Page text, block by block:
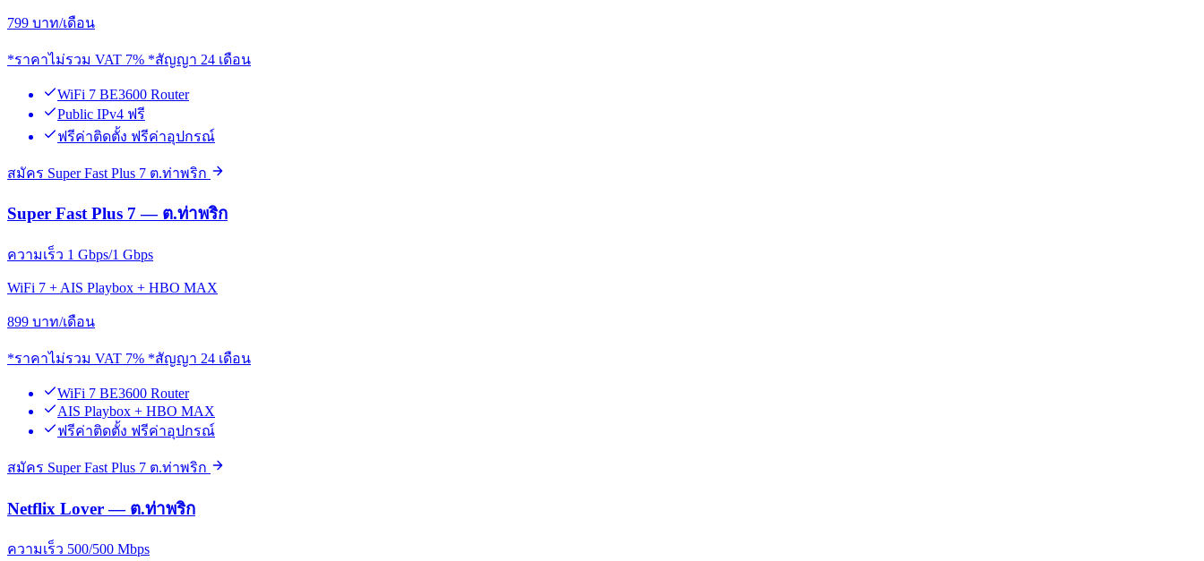
799 บาท/เดือน
*ราคาไม่รวม VAT 7% *สัญญา 24 เดือน
WiFi 7 BE3600 Router
Public IPv4 ฟรี
ฟรีค่าติดตั้ง ฟรีค่าอุปกรณ์
สมัคร Super Fast Plus 7 ต.ท่าพริก
Super Fast Plus 7 — ต.ท่าพริก
ความเร็ว 1 Gbps/1 Gbps
WiFi 7 + AIS Playbox + HBO MAX
899 บาท/เดือน
*ราคาไม่รวม VAT 7% *สัญญา 24 เดือน
WiFi 7 BE3600 Router
AIS Playbox + HBO MAX
ฟรีค่าติดตั้ง ฟรีค่าอุปกรณ์
สมัคร Super Fast Plus 7 ต.ท่าพริก
Netflix Lover — ต.ท่าพริก
ความเร็ว 500/500 Mbps